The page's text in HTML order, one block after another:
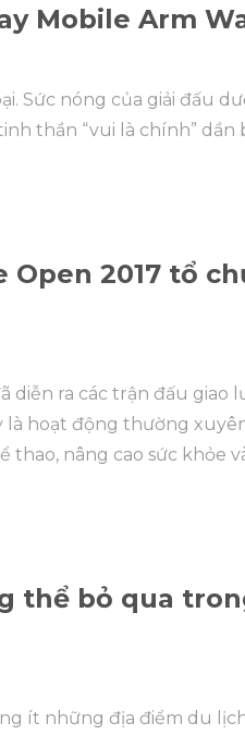
Mobile Arm
Sức nóng của giải đấu
thần “vui là chính” dần
Open 2017 tổ
diễn ra các trận đấu giao
là hoạt động thường
nâng cao sức khỏe
thể bỏ qua
ít những địa điểm du